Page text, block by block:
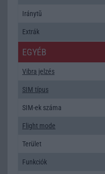
Iránytũ
Extrák
EGYÉB
Vibra jelzés
SIM típus
SIM-ek száma
Flight mode
Terület
Funkciók